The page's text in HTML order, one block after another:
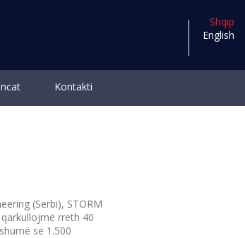
Shqip
English
Kontakti
(Serbi), STORM
rreth 40
se 1.500